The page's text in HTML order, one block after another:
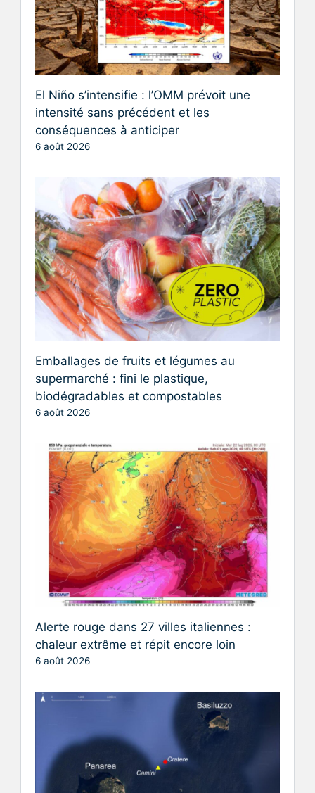
El Niño s’intensifie : l’OMM prévoit une
intensité sans précédent et les
conséquences à anticiper
6 août 2026
Emballages de fruits et légumes au
supermarché : fini le plastique,
biodégradables et compostables
6 août 2026
Alerte rouge dans 27 villes italiennes :
chaleur extrême et répit encore loin
6 août 2026